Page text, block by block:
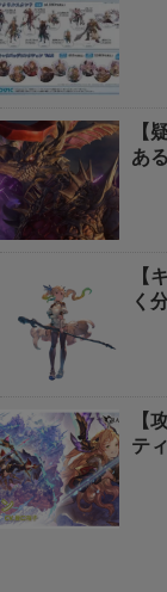
【
あ
【
く
【
テ